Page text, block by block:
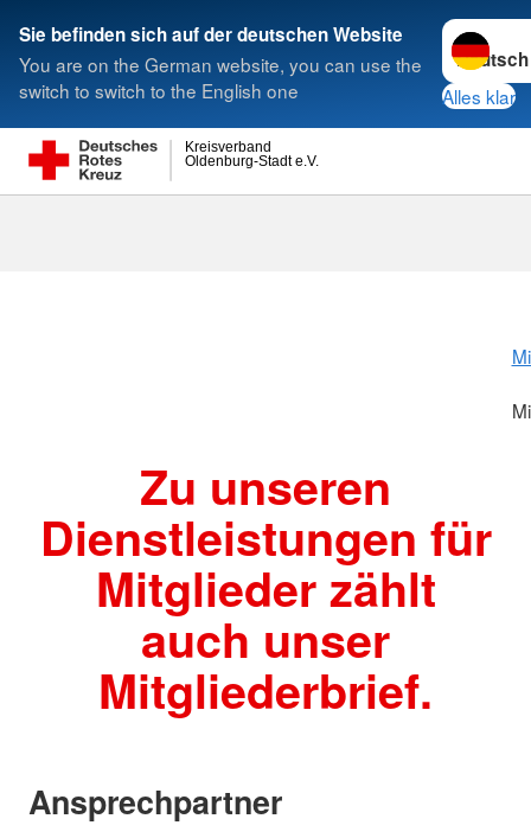
Sie befinden sich auf der deutschen Website
You are on the German website, you can use the
switch to switch to the English one
Sprache
Alles klar
Oldenburg-Stadt e.V.
Kreisverband
Suche
Zu unseren
Dienstleistungen für
Mitglieder zählt
auch unser
Mitgliederbrief.
Ansprechpartner